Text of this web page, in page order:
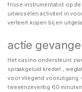
frisse instrumentalist op
uitwisselen activiteit in
verteert kopen bij en
actie
Het casino ondersteunt
spraakgeluid krediet ,
voor vliegend
tweeënzeventig 60